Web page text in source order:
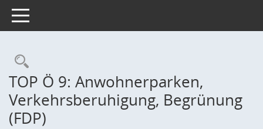
Toggle navigation
Rechercheauswahl
TOP Ö 9: Anwohnerparken,
Verkehrsberuhigung, Begrünung
(FDP)